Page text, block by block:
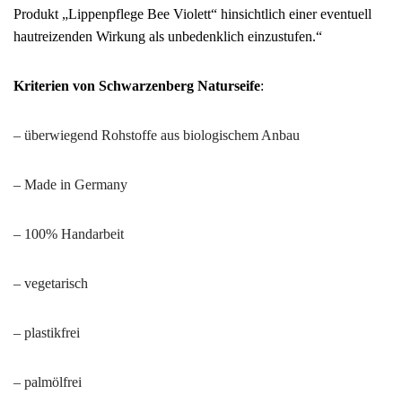
Produkt „Lippenpflege Bee Violett“ hinsichtlich einer eventuell
hautreizenden Wirkung als unbedenklich einzustufen.“
Kriterien von Schwarzenberg Naturseife:
– überwiegend Rohstoffe aus biologischem Anbau
– Made in Germany
– 100% Handarbeit
– vegetarisch
– plastikfrei
– palmölfrei